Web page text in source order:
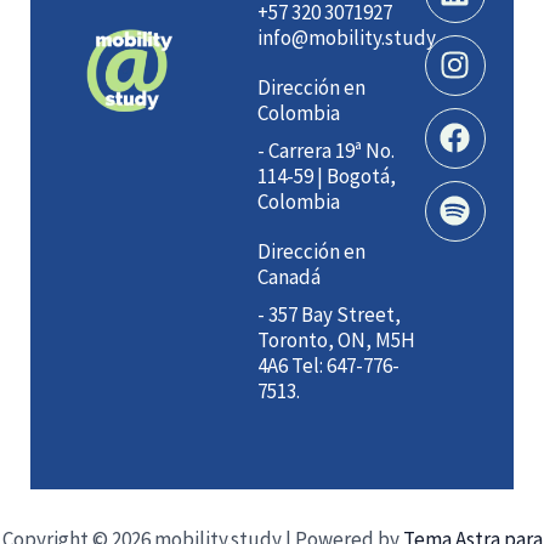
+57 320 3071927
info@mobility.study
Dirección en
Colombia
- Carrera 19ª No.
114-59 | Bogotá,
Colombia
Dirección en
Canadá
- 357 Bay Street,
Toronto, ON, M5H
4A6 Tel: 647-776-
7513.